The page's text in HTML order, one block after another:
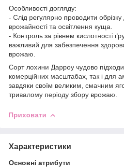
Особливості догляду:
- Слід регулярно проводити
врожайності та освітлення куща.
- Контроль за рівнем кислотності
важливий для забезпечення
врожаю.
Сорт лохини Дарроу чудово
комерційних масштабах, так і для
завдяки своїм великим, смачним
тривалому періоду збору врожаю.
Приховати
Характеристики
Основні атрибути